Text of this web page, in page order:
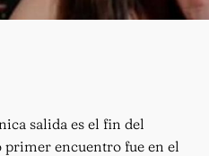
salida es el fin del
encuentro fue en el